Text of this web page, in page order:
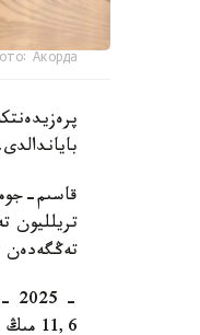
Акорда
باياندالدى.
تەڭگەدەن